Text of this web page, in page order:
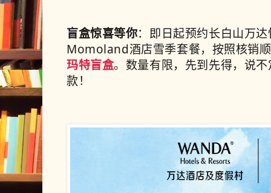
盲盒惊喜等你：即日起预约长白山万
Momoland酒店雪季套餐，按照核销
玛特盲盒。数量有限，先到先得，说
款！